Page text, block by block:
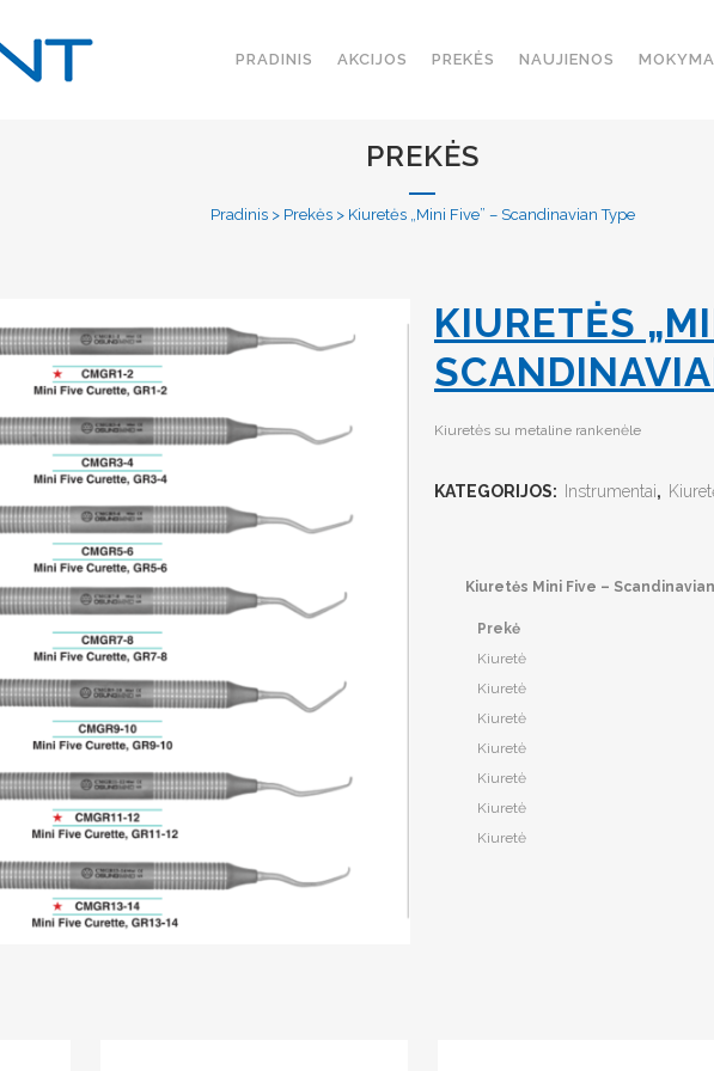
PRADINIS AKCIJOS PREKĖS NAUJIENOS
PREKĖS
Pradinis> Prekės> Kiuretės „Mini Five” – Scandinavian Type
KIURETĖS
Kiuretės su metaline rankenėle
KATEGORIJOS: Instrumentai,
Kiuretės Mini Five –
Prekė
Kiuretė
Kiuretė
Kiuretė
Kiuretė
Kiuretė
Kiuretė
Kiuretė